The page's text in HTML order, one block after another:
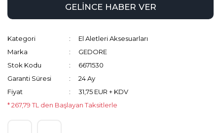
GELİNCE HABER VER
Kategori
El Aletleri Aksesuarları
Marka
GEDORE
Stok Kodu
6671530
Garanti Süresi
24 Ay
Fiyat
31,75 EUR + KDV
* 267,79 TL den Başlayan Taksitlerle